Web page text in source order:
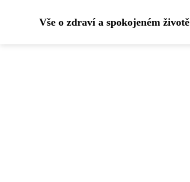
Vše o zdraví a spokojeném životě